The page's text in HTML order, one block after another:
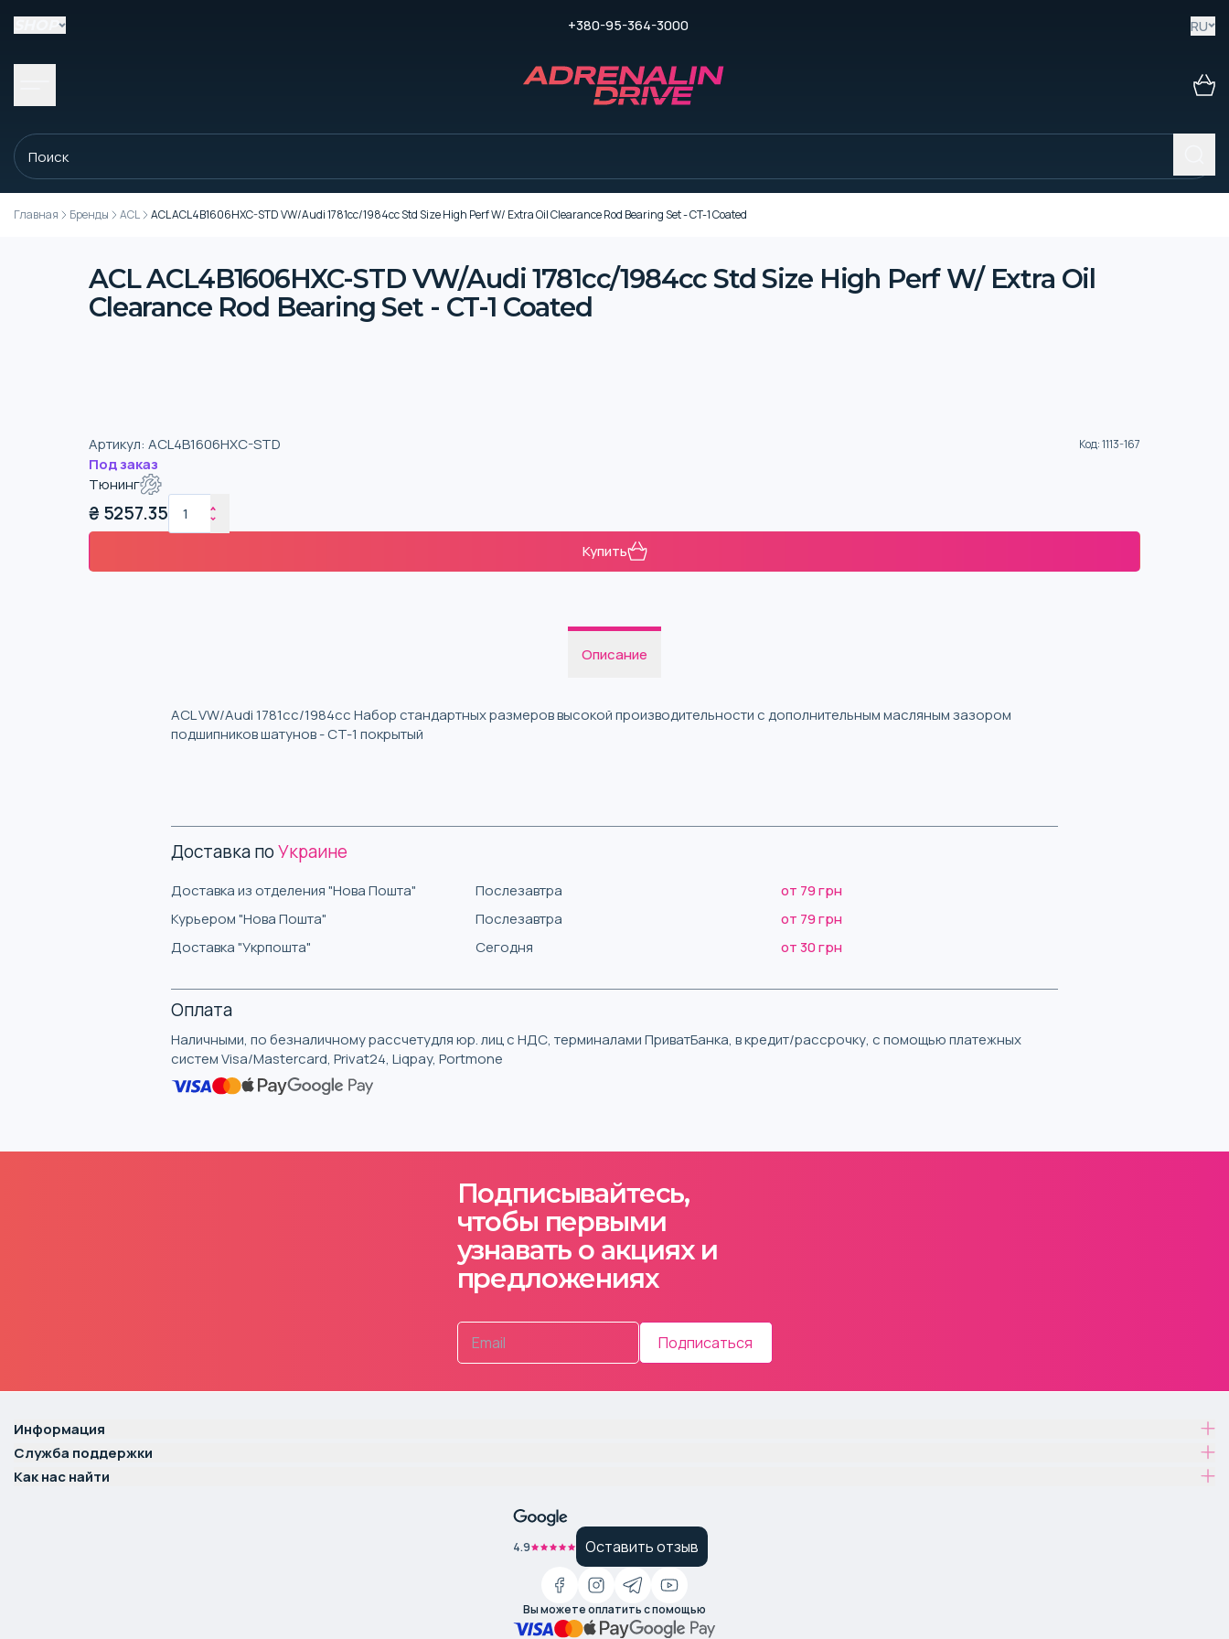
+380-95-364-3000 RU
Главная Бренды ACL ACL ACL4B1606HXC-STD VW/Audi 1781cc/1984cc Std Size High Perf W/ Extra Oil Clearance Rod Bearing Set - CT-1 Coated
ACL ACL4B1606HXC-STD VW/Audi 1781cc/1984cc Std Size High Perf W/ Extra Oil
Clearance Rod Bearing Set - CT-1 Coated
Артикул: ACL4B1606HXC-STD Код:1113-167
Под заказ
Тюнинг
₴ 5257.35
Купить
Описание
ACL VW/Audi 1781cc/1984cc Набор стандартных размеров высокой производительности с дополнительным масляным зазором
подшипников шатунов - CT-1 покрытый
Доставка поУкраине
Доставка из отделения "Нова Пошта" Послезавтра
от 79 грн
Курьером "Нова Пошта"
Послезавтра
от 79 грн
Доставка "Укрпошта"
Сегодня от 30 грн
Оплата
Наличными, по безналичному рассчетудля юр. лиц с НДС, терминалами ПриватБанка, в кредит/рассрочку, с помощью платежных
систем Visa/Mastercard, Privat24, Liqpay, Portmone
Подписывайтесь,
чтобы первыми
узнавать о акциях и
предложениях
Подписаться
Информация
Служба поддержки
Как нас найти
4.9 Оставить отзыв
Вы можете оплатить с помощью